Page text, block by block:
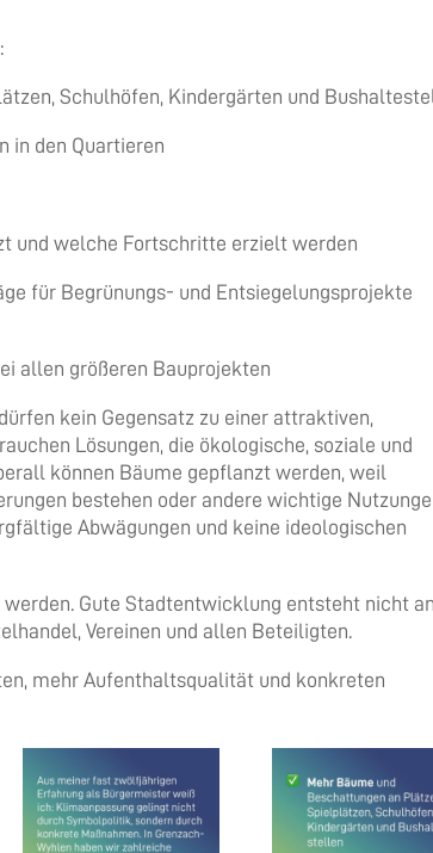
Schulhöfen, Kindergärten und
in den Quartieren
und welche Fortschritte erzielt werden
für Begrünungs- und Entsiegelungsprojekte
allen größeren Bauprojekten
kein Gegensatz zu einer attraktiven,
Lösungen, die ökologische, soziale und
können Bäume gepflanzt werden, weil
bestehen oder andere wichtige
Abwägungen und keine ideologischen
Gute Stadtentwicklung entsteht nicht
Vereinen und allen Beteiligten.
mehr Aufenthaltsqualität und konkreten